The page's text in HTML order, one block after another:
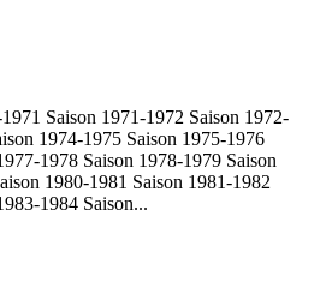
Saison 1971-1972 Saison 1972-
1974-1975 Saison 1975-1976
1978 Saison 1978-1979 Saison
1980-1981 Saison 1981-1982
1984 Saison...